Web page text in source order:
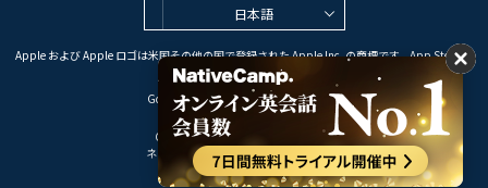
日本語
Apple および Apple ロゴは米国その他の国で登録された Apple Inc. の商標です。App Store は
Apple Inc. のサービスマークです。
Google Play は Google LLC の商標です。
Copyright © 2026 オンライン英会話
ネイティブキャンプ All Rights Reserved.